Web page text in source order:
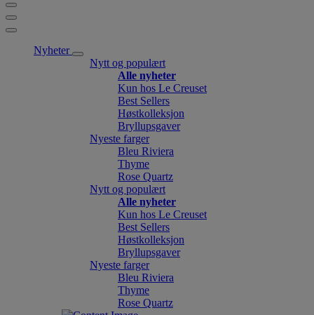
Nyheter
Nytt og populært
Alle nyheter
Kun hos Le Creuset
Best Sellers
Høstkolleksjon
Bryllupsgaver
Nyeste farger
Bleu Riviera
Thyme
Rose Quartz
Nytt og populært
Alle nyheter
Kun hos Le Creuset
Best Sellers
Høstkolleksjon
Bryllupsgaver
Nyeste farger
Bleu Riviera
Thyme
Rose Quartz